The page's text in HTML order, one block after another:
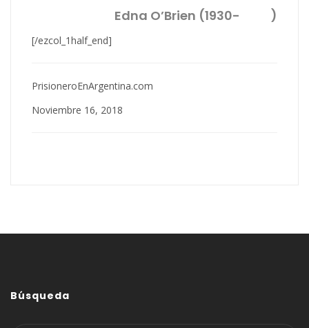
Edna O’Brien (1930- )
[/ezcol_1half_end]
PrisioneroEnArgentina.com
Noviembre 16, 2018
Búsqueda